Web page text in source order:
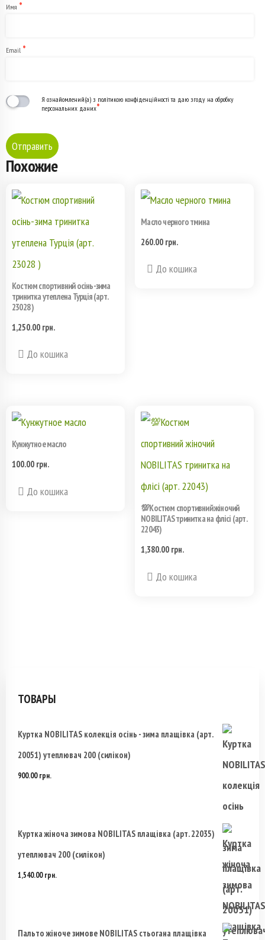
Имя *
Email *
Я ознайомлений(а) з політикою конфіденційності та даю згоду на обробку
персональних даних*
Похожие
Костюм спортивний осінь-зима
тринитка утеплена Турцiя (арт.
23028 )
1,250.00 грн.
До кошика
несколько
Масло черного тмина
260.00 грн.
До кошика
Кунжутное масло
100.00 грн.
До кошика
💯Костюм спортивний жіночий
NOBILITAS тринитка на флісі (арт.
22043)
1,380.00 грн.
До кошика
выбрать
странице
товара.
ТОВАРЫ
Куртка NOBILITAS колекція осінь - зима плащівка (арт.
20051) утеплювач 200 (силікон)
900.00грн.
Куртка жіноча зимова NOBILITAS плащівка (арт. 22035)
утеплювач 200 (силікон)
1,540.00грн.
Пальто жіноче зимове NOBILITAS стьогана плащівка